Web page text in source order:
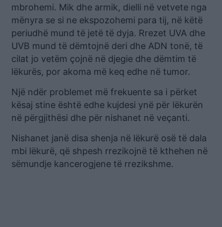
mbrohemi. Mik dhe armik, dielli në vetvete nga
mënyra se si ne ekspozohemi para tij, në këtë
periudhë mund të jetë të dyja. Rrezet UVA dhe
UVB mund të dëmtojnë deri dhe ADN tonë, të
cilat jo vetëm çojnë në djegie dhe dëmtim të
lëkurës, por akoma më keq edhe në tumor.
Një ndër problemet më frekuente sa i përket
kësaj stine është edhe kujdesi ynë për lëkurën
në përgjithësi dhe për nishanet në veçanti.
Nishanet janë disa shenja në lëkurë osë të dala
mbi lëkurë, që shpesh rrezikojnë të kthehen në
sëmundje kancerogjene të rrezikshme.